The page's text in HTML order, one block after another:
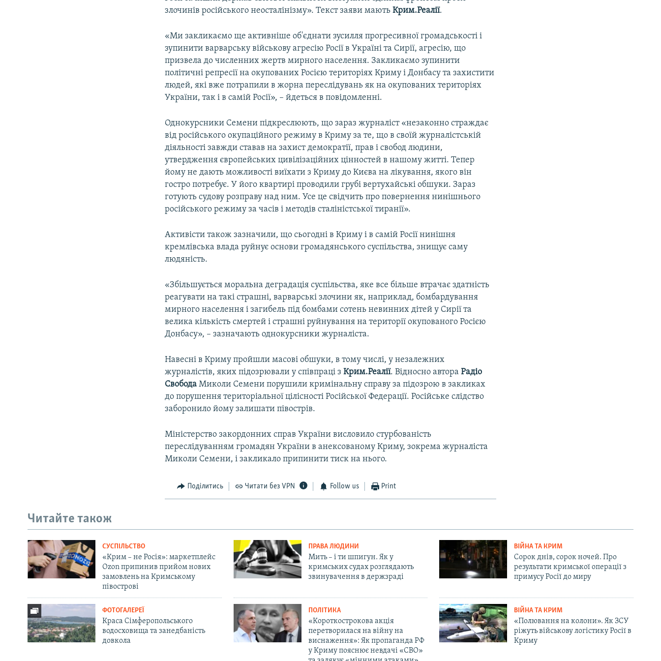
злочинів російського неосталінізму». Текст заяви маютьКрим.Реалії.
«Ми закликаємо ще активніше об'єднати зусилля прогресивної громадськості і
зупинити варварську військову агресію Росії в Україні та Сирії, агресію, що
призвела до численних жертв мирного населення. Закликаємо зупинити
політичні репресії на окупованих Росією територіях Криму і Донбасу та захистити
людей, які вже потрапили в жорна переслідувань як на окупованих територіях
України, так і в самій Росії», – йдеться в повідомленні.
Однокурсники Семени підкреслюють, що зараз журналіст «незаконно страждає
від російського окупаційного режиму в Криму за те, що в своїй журналістській
діяльності завжди ставав на захист демократії, прав і свобод людини,
утвердження європейських цивілізаційних цінностей в нашому житті. Тепер
йому не дають можливості виїхати з Криму до Києва на лікування, якого він
гостро потребує. У його квартирі проводили грубі вертухайські обшуки. Зараз
готують судову розправу над ним. Усе це свідчить про повернення нинішнього
російського режиму за часів і методів сталіністської тиранії».
Активісти також зазначили, що сьогодні в Криму і в самій Росії нинішня
кремлівська влада руйнує основи громадянського суспільства, знищує саму
людяність.
«Збільшується моральна деградація суспільства, яке все більше втрачає здатність
реагувати на такі страшні, варварські злочини як, наприклад, бомбардування
мирного населення і загибель під бомбами сотень невинних дітей у Сирії та
велика кількість смертей і страшні руйнування на території окупованого Росією
Донбасу», – зазначають однокурсники журналіста.
Навесні в Криму пройшли масові обшуки, в тому числі, у незалежних
журналістів, яких підозрювали у співпраці зКрим.Реалії. Відносно автораРадіо
Свобода Миколи Семени порушили кримінальну справу за підозрою в закликах
до порушення територіальної цілісності Російської Федерації. Російське слідство
заборонило йому залишати півострів.
Міністерство закордонних справ України висловило стурбованість
переслідуванням громадян України в анексованому Криму, зокрема журналіста
Миколи Семени, і закликало припинити тиск на нього.
Поділитись Читати без VPN Follow us Print
Читайте також
СУСПІЛЬСТВО
«Крим – не Росія»: маркетплейс
Ozon припинив прийом нових
замовлень на Кримському
півострові
ПРАВА ЛЮДИНИ
Мить – і ти шпигун. Як у
кримських судах розглядають
звинувачення в держзраді
ВІЙНА ТА КРИМ
Сорок днів, сорок ночей. Про
результати кримської операції з
примусу Росії до миру
ФОТОГАЛЕРЕЇ
Краса Сімферопольського
водосховища та занедбаність
довкола
ПОЛІТИКА
«Короткострокова акція
перетворилася на війну на
виснаження»: Як пропаганда РФ
у Криму пояснює невдачі «СВО»
ВІЙНА ТА КРИМ
«Полювання на колони». Як ЗСУ
ріжуть військову логістику Росії в
Криму